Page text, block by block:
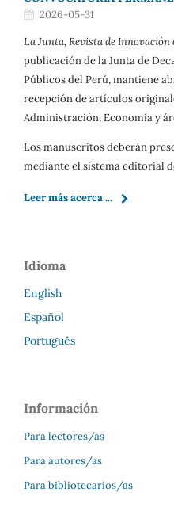
2026-05-31
La Junta, Revista de
publicación de la Junta de
Públicos del Perú, mantiene
recepción de artículos
Administración, Economía y
Los manuscritos deberán
mediante el sistema editorial
Leer más acerca ...
Idioma
English
Español
Português
Información
Para lectores/as
Para autores/as
Para bibliotecarios/as